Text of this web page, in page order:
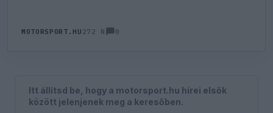
MOTORSPORT.HU 272 N 0
Itt állítsd be, hogy a motorsport.hu hírei elsők
között jelenjenek meg a keresőben.